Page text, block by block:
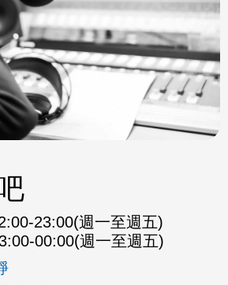
23:00(週一至週五)
00:00(週一至週五)